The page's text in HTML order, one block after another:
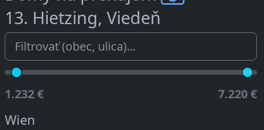
13. Hietzing, Viedeň
1.232 € 7.220 €
Wien